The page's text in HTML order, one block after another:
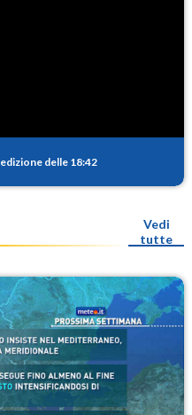
edizione delle 18:42
Vedi
tutte